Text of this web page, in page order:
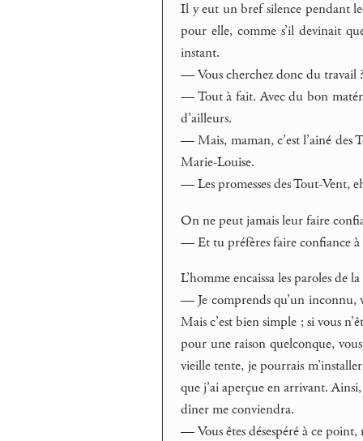
Il y eut un bref silence pendant
pour elle, comme s’il devinait
instant.
— Vous cherchez donc du travail
— Tout à fait. Avec du bon
d’ailleurs.
— Mais, maman, c’est l’ainé
Marie-Louise.
— Les promesses des Tout-Vent,
On ne peut jamais leur faire
— Et tu préfères faire confiance
L’homme encaissa les paroles de
— Je comprends qu’un inconnu,
Mais c’est bien simple ; si vous
pour une raison quelconque,
vieille tente, je pourrais
que j’ai aperçue en arrivant.
dîner me conviendra.
— Vous êtes désespéré à ce